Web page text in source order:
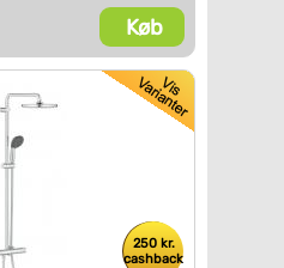
Køb
250 kr.
cashback